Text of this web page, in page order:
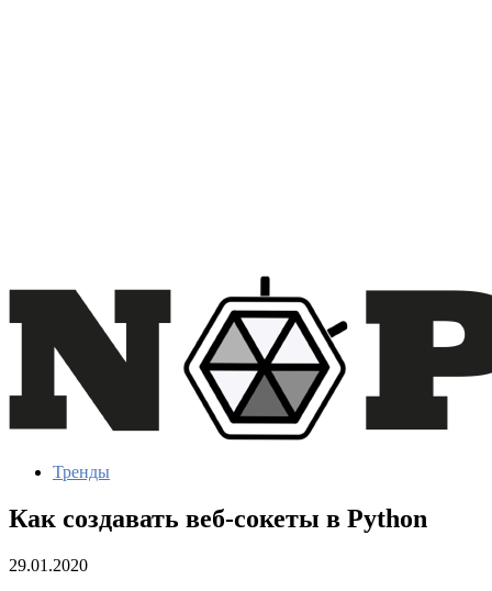
Тренды
Как создавать веб-сокеты в Python
29.01.2020